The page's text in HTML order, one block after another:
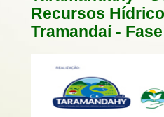
Recursos
Tramandaí -